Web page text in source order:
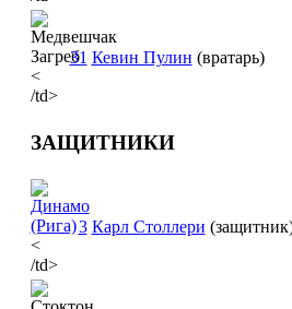
<
/td>
31 Кевин Пулин (вратарь)
ЗАЩИТНИКИ
<
/td>
3 Карл Столлери